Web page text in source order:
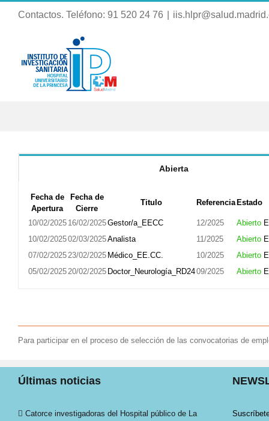
Contactos. Teléfono: 91 520 24 76
Abierta
Fecha de
Apertura
Fecha de
Cierre
Titulo Referencia Estado
10/02/2025 16/02/2025Gestor/a_EECC 12/2025 Abierto
10/02/202502/03/2025Analista 11/2025 Abierto
07/02/202523/02/2025 Médico_EE.CC. 10/2025 Abierto
05/02/202520/02/2025 Doctor_Neurología_RD2409/2025 Abierto
Para participar en el proceso de selección de las convocatorias de
Últimas noticias
Catorce investigadoras del Hospital público de La